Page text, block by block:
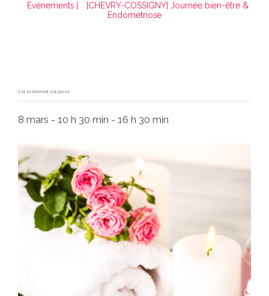
Evènements|
[CHEVRY-COSSIGNY] Journée bien-être &
Endométriose
Cet évènement est passé
8 mars - 10 h 30 min - 16 h 30 min